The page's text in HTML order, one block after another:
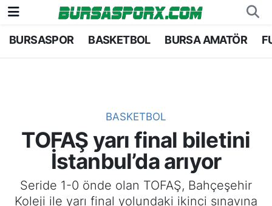
BURSASPOR BASKETBOL BURSA AMATÖR
BASKETBOL
TOFAŞ yarı final biletini
İstanbul’da arıyor
Seride 1-0 önde olan TOFAŞ, Bahçeşehir
Koleji ile yarı final yolundaki ikinci sınavına
Bursaspor
Bursa Amatör
Hentbol
Voleybol
Bursa Nöbetçi Eczaneler
Bursa Trafik Yoğunluk Haritası
TFF 1.Lig Puan Durumu ve Fikstür
Tüm Manşetler